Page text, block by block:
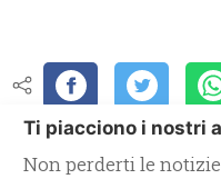
Ti piacciono i nostri
Non perderti le